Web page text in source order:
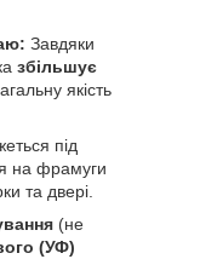
Завдяки
збільшує
якість
під
на фрамуги
та двері.
(не
(УФ)